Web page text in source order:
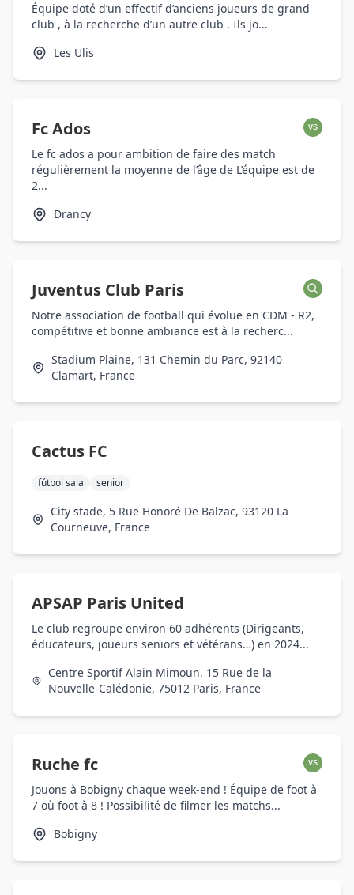
Équipe doté d’un effectif d’anciens joueurs de grand
club , à la recherche d’un autre club . Ils jo...
Les Ulis
Fc Ados VS
Le fc ados a pour ambition de faire des match
régulièrement la moyenne de l’âge de L’équipe est de
2...
Drancy
Juventus Club Paris
Notre association de football qui évolue en CDM - R2,
compétitive et bonne ambiance est à la recherc...
Stadium Plaine, 131 Chemin du Parc, 92140
Clamart, France
Cactus FC
fútbol sala senior
City stade, 5 Rue Honoré De Balzac, 93120 La
Courneuve, France
APSAP Paris United
Le club regroupe environ 60 adhérents (Dirigeants,
éducateurs, joueurs seniors et vétérans…) en 2024...
Centre Sportif Alain Mimoun, 15 Rue de la
Nouvelle-Calédonie, 75012 Paris, France
Ruche fc VS
Jouons à Bobigny chaque week-end ! Équipe de foot à
7 où foot à 8 ! Possibilité de filmer les matchs...
Bobigny